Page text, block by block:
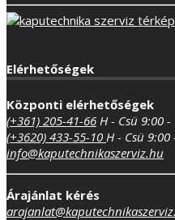
Elérhetőségek
Központi elérhetőségek
(+361) 205-41-66 H - Csü 9:00 -
(+3620) 433-55-10 H - Csü 9:00
info@kaputechnikaszerviz.hu
Árajánlat kérés